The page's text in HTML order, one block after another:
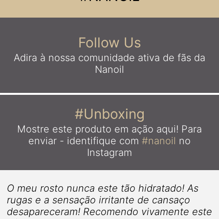
Follow Us
Adira à nossa comunidade ativa de fãs da
Nanoil
#Unboxing
Mostre este produto em ação aqui! Para
enviar - identifique com #nanoil no
Instagram
O meu rosto nunca este tão hidratado! As
rugas e a sensação irritante de cansaço
desapareceram! Recomendo vivamente este